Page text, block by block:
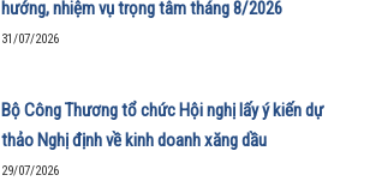
hướng, nhiệm vụ trọng tâm tháng 8/2026
31/07/2026
Bộ Công Thương tổ chức Hội nghị lấy ý kiến dự
thảo Nghị định về kinh doanh xăng dầu
29/07/2026